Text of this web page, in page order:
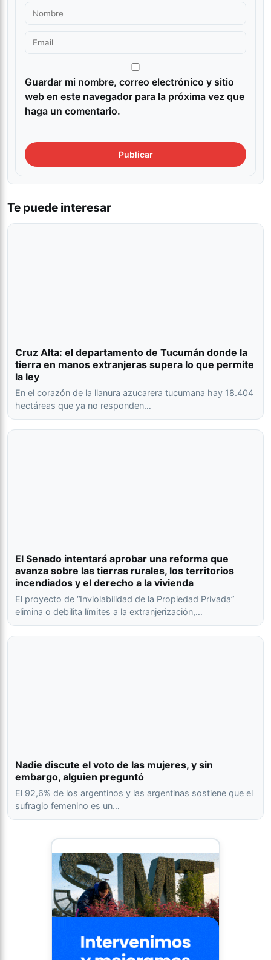
Guardar mi nombre, correo electrónico y sitio
web en este navegador para la próxima vez que
haga un comentario.
Te puede interesar
Cruz Alta: el departamento de Tucumán donde la
tierra en manos extranjeras supera lo que permite
la ley
En el corazón de la llanura azucarera tucumana hay 18.404
hectáreas que ya no responden…
El Senado intentará aprobar una reforma que
avanza sobre las tierras rurales, los territorios
incendiados y el derecho a la vivienda
El proyecto de “Inviolabilidad de la Propiedad Privada”
elimina o debilita límites a la extranjerización,…
Nadie discute el voto de las mujeres, y sin
embargo, alguien preguntó
El 92,6% de los argentinos y las argentinas sostiene que el
sufragio femenino es un…